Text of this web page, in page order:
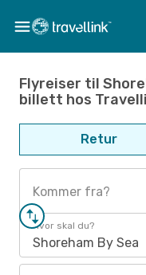
Flyreiser til
billett hos
Retur
Kommer fra?
Hvor skal du?
Shoreham By Sea